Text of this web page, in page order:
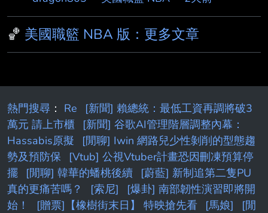
板、7 .2助攻、1.2抄截
為 NBA 調查的核心。前 ESPN 撰稿人 Pablo
Torre 週四在他的播客節目Pablo Torr e Finds
🏀 美國職籃 NBA 版：更多文章
熱門搜尋 ： Re
[新聞] 賴總統：最低工資再調將破3
萬元 請上市櫃
[新聞] 谷歌AI管理階層調整內幕：
Hassabis原擬
[閒聊] Iwin 網路兒少性剝削的型態趨
勢及預防保
[Vtub] 公視Vtuber計畫恐因刪凍預算停
擺
[閒聊] 韓華的蟠桃後續
[蔚藍] 新制追第二隻PU
真的更痛苦嗎？
[索尼]
[爆卦] 南部韌性演習即將開
始！
[贈票]【橡樹街末日】 特映搶先看 [馬娘]
[閒